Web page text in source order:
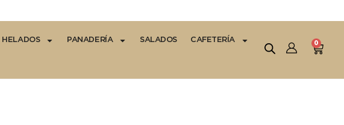
HELADOS PANADERÍA SALADOS CAFETERÍA 0